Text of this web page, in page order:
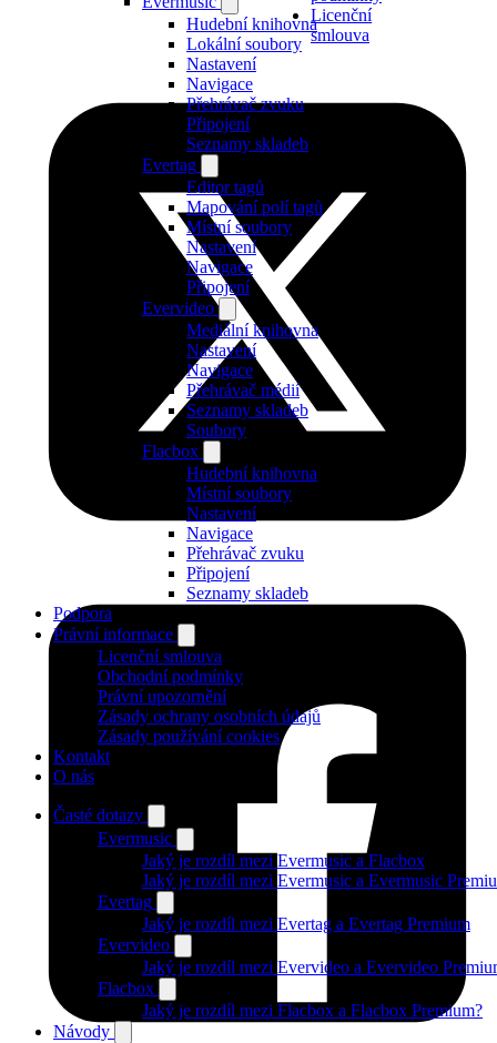
Hudební knihovna
Lokální soubory
Nastavení
Navigace
Přehrávač zvuku
Připojení
Seznamy skladeb
Evertag
Editor tagů
Mapování polí tagů
Místní soubory
Nastavení
Navigace
Připojení
Evervideo
Mediální knihovna
Nastavení
Navigace
Přehrávač médií
Seznamy skladeb
Soubory
Flacbox
Hudební knihovna
Místní soubory
Nastavení
Navigace
Přehrávač zvuku
Připojení
Seznamy skladeb
Podpora
Právní informace
Licenční smlouva
Obchodní podmínky
Právní upozornění
Zásady ochrany osobních údajů
Zásady používání cookies
Kontakt
O nás
Časté dotazy
Evermusic
Jaký je rozdíl mezi Evermusic a Flacbox
Jaký je rozdíl mezi Evermusic a Evermusic
Evertag
Jaký je rozdíl mezi Evertag a Evertag Premium
Evervideo
Jaký je rozdíl mezi Evervideo a Evervideo
Flacbox
Jaký je rozdíl mezi Flacbox a Flacbox Premium?
Návody
Licenční
smlouva